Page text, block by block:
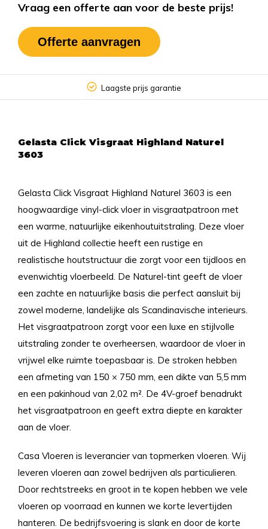
Vraag een offerte aan voor de beste prijs!
Offerte aanvragen
Laagste prijs garantie
Gelasta Click Visgraat Highland Naturel
3603
Gelasta Click Visgraat Highland Naturel 3603 is een
hoogwaardige vinyl-click vloer in visgraatpatroon met
een warme, natuurlijke eikenhoutuitstraling. Deze vloer
uit de Highland collectie heeft een rustige en
realistische houtstructuur die zorgt voor een tijdloos en
evenwichtig vloerbeeld. De Naturel-tint geeft de vloer
een zachte en natuurlijke basis die perfect aansluit bij
zowel moderne, landelijke als Scandinavische interieurs.
Het visgraatpatroon zorgt voor een luxe en stijlvolle
uitstraling zonder te overheersen, waardoor de vloer in
vrijwel elke ruimte toepasbaar is. De stroken hebben
een afmeting van 150 × 750 mm, een dikte van 5,5 mm
en een pakinhoud van 2,02 m². De 4V-groef benadrukt
het visgraatpatroon en geeft extra diepte en karakter
aan de vloer.
Casa Vloeren is leverancier van topmerken vloeren. Wij
leveren vloeren aan zowel bedrijven als particulieren.
Door rechtstreeks en groot in te kopen hebben we vele
vloeren op voorraad en kunnen we korte levertijden
hanteren. De bedrijfsvoering is slank en door de korte